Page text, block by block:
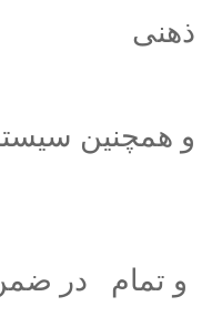
ذهنی
و همچنین
و تمام در